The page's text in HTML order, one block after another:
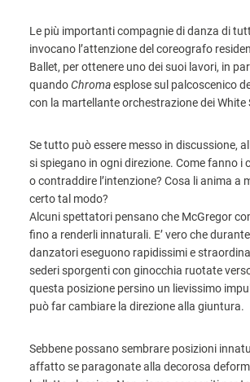
Le più importanti compagnie di danza di
invocano l’attenzione del coreografo
Ballet, per ottenere uno dei suoi lavori, in
quandoChromaesplose sul palcoscenico
con la martellante orchestrazione dei White
Se tutto può essere messo in discussione,
si spiegano in ogni direzione. Come fanno i
o contraddire l’intenzione? Cosa li anima a
certo tal modo?
Alcuni spettatori pensano che McGregor
fino a renderli innaturali. E’ vero che
danzatori eseguono rapidissimi e
sederi sporgenti con ginocchia ruotate
questa posizione persino un lievissimo
può far cambiare la direzione alla giuntura.
Sebbene possano sembrare posizioni
affatto se paragonate alla decorosa